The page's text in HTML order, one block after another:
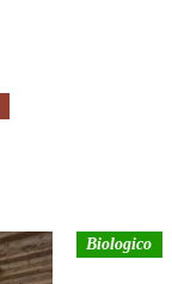
Biologico